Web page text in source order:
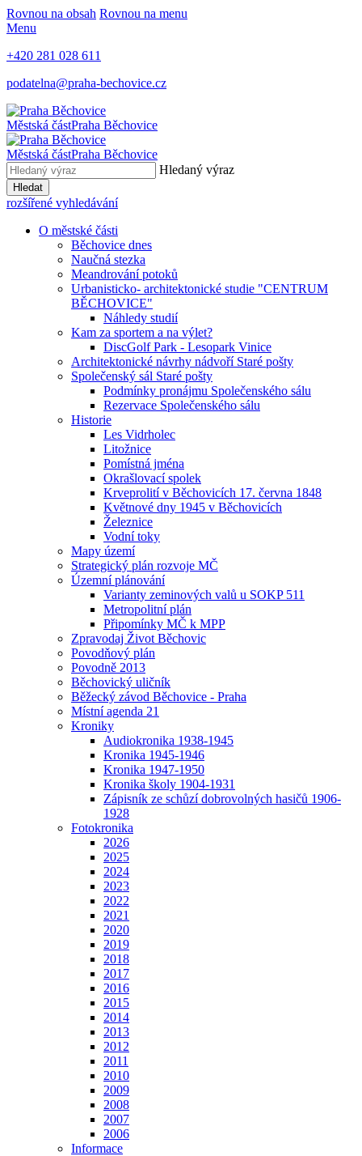
Rovnou na obsah Rovnou na menu
Menu
+420 281 028 611
podatelna@praha-bechovice.cz
Městská částPraha Běchovice
Městská částPraha Běchovice
Hledaný výraz
Hledat
rozšířené vyhledávání
O městské části
Běchovice dnes
Naučná stezka
Meandrování potoků
Urbanisticko- architektonické studie "CENTRUM
BĚCHOVICE"
Náhledy studií
Kam za sportem a na výlet?
DiscGolf Park - Lesopark Vinice
Architektonické návrhy nádvoří Staré pošty
Společenský sál Staré pošty
Podmínky pronájmu Společenského sálu
Rezervace Společenského sálu
Historie
Les Vidrholec
Litožnice
Pomístná jména
Okrašlovací spolek
Krveprolití v Běchovicích 17. června 1848
Květnové dny 1945 v Běchovicích
Železnice
Vodní toky
Mapy území
Strategický plán rozvoje MČ
Územní plánování
Varianty zeminových valů u SOKP 511
Metropolitní plán
Připomínky MČ k MPP
Zpravodaj Život Běchovic
Povodňový plán
Povodně 2013
Běchovický uličník
Běžecký závod Běchovice - Praha
Místní agenda 21
Kroniky
Audiokronika 1938-1945
Kronika 1945-1946
Kronika 1947-1950
Kronika školy 1904-1931
Zápisník ze schůzí dobrovolných hasičů 1906-
1928
Fotokronika
2026
2025
2024
2023
2022
2021
2020
2019
2018
2017
2016
2015
2014
2013
2012
2011
2010
2009
2008
2007
2006
Informace